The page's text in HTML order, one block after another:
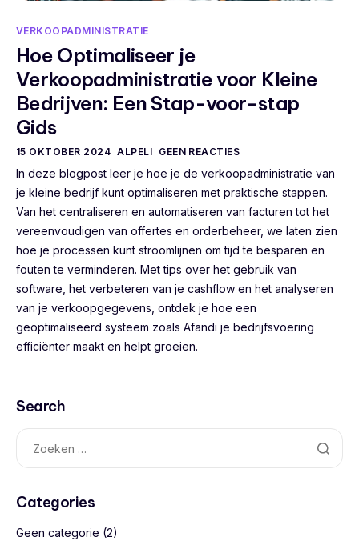
VERKOOPADMINISTRATIE
Hoe Optimaliseer je
Verkoopadministratie voor Kleine
Bedrijven: Een Stap-voor-stap
Gids
15 OKTOBER 2024 ALPELI GEEN REACTIES
In deze blogpost leer je hoe je de verkoopadministratie van
je kleine bedrijf kunt optimaliseren met praktische stappen.
Van het centraliseren en automatiseren van facturen tot het
vereenvoudigen van offertes en orderbeheer, we laten zien
hoe je processen kunt stroomlijnen om tijd te besparen en
fouten te verminderen. Met tips over het gebruik van
software, het verbeteren van je cashflow en het analyseren
van je verkoopgegevens, ontdek je hoe een
geoptimaliseerd systeem zoals Afandi je bedrijfsvoering
efficiënter maakt en helpt groeien.
Search
Categories
Geen categorie (2)